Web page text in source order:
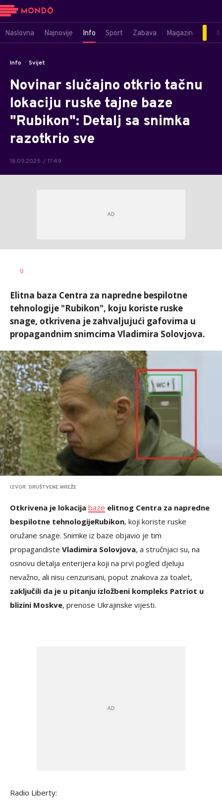
Naslovna Najnovije Info Sport Zabava Magazin
Info Svijet
Novinar slučajno otkrio tačnu
lokaciju ruske tajne baze
"Rubikon": Detalj sa snimka
razotkrio sve
18.09.2025. / 17:49
AUTOR
0
Elitna baza Centra za napredne bespilotne
tehnologije "Rubikon", koju koriste ruske
snage, otkrivena je zahvaljujući gafovima u
propagandnim snimcima Vladimira Solovjova.
IZVOR: DRUŠTVENE MREŽE
Otkrivena je lokacija baze elitnog Centra za napredne
bespilotne tehnologijeRubikon, koji koriste ruske
oružane snage. Snimke iz baze objavio je tim
propagandiste Vladimira Solovjova, a stručnjaci su, na
osnovu detalja enterijera koji na prvi pogled djeluju
nevažno, ali nisu cenzurisani, poput znakova za toalet,
zaključili da je u pitanju izložbeni kompleks Patriot u
blizini Moskve, prenose Ukrajinske vijesti.
Radio Liberty: